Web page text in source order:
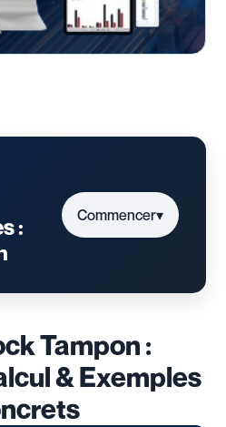
:
Commencer▾
Tampon :
& Exemples